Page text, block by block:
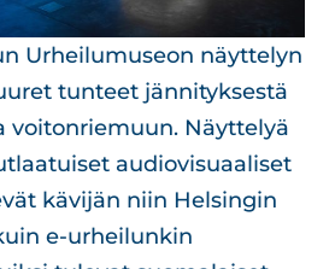
Urheilumuseon näyttelyn
tunteet jännityksestä
voitonriemuun. Näyttelyä
audiovisuaaliset
kävijän niin Helsingin
e-urheilunkin